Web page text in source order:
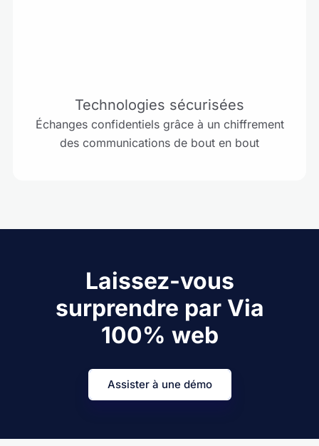
Technologies sécurisées
Échanges confidentiels grâce à un chiffrement
des communications de bout en bout
Laissez-vous
surprendre par Via
100% web
Assister à une démo